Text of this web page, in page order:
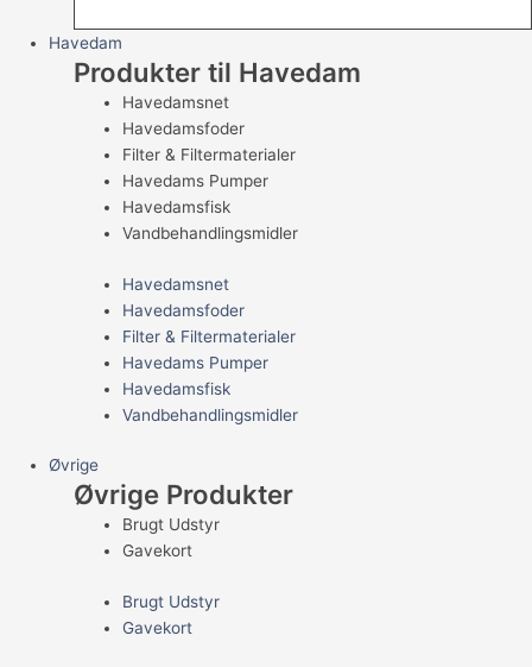
Havedam
Produkter til Havedam
Havedamsnet
Havedamsfoder
Filter & Filtermaterialer
Havedams Pumper
Havedamsfisk
Vandbehandlingsmidler
Havedamsnet
Havedamsfoder
Filter & Filtermaterialer
Havedams Pumper
Havedamsfisk
Vandbehandlingsmidler
Øvrige
Øvrige Produkter
Brugt Udstyr
Gavekort
Brugt Udstyr
Gavekort